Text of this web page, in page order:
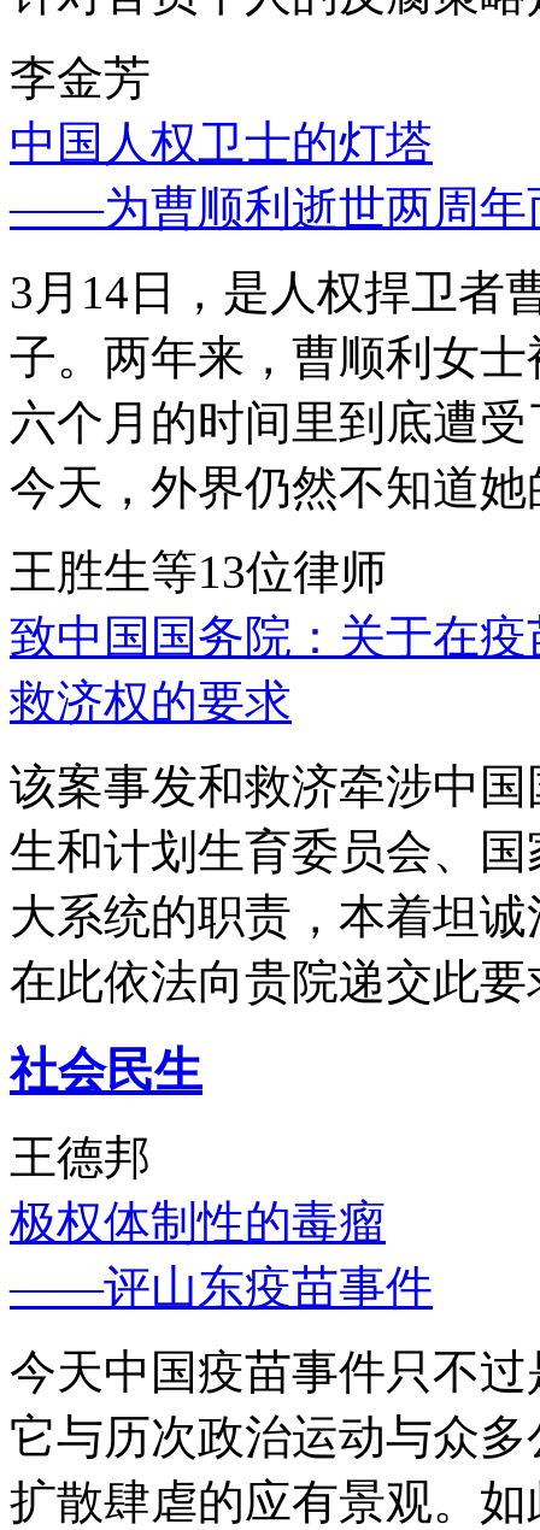
李金芳
中国人权卫士的灯塔
——为曹顺利逝世两周年
3月14日，是人权捍卫者
子。两年来，曹顺利女
六个月的时间里到底遭
今天，外界仍然不知道
王胜生等13位律师
致中国国务院：关于在
救济权的要求
该案事发和救济牵涉中
生和计划生育委员会、
大系统的职责，本着坦
在此依法向贵院递交此要
社会民生
王德邦
极权体制性的毒瘤
——评山东疫苗事件
今天中国疫苗事件只不
它与历次政治运动与众
扩散肆虐的应有景观。